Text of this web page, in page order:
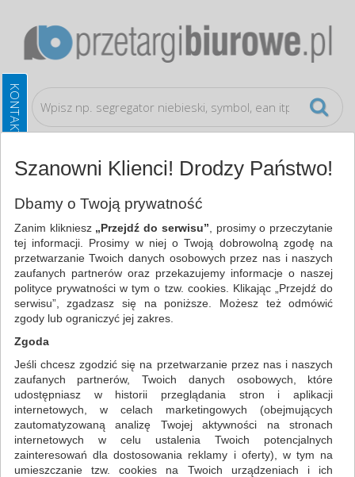
Galanteria papiernicza Notatniki
WSZYSTKIE KATEGORIE
NAJCHĘTNIEJ WYBIERANE
FILTRY
WIĘCEJ
Zakres cenowy
MIN:
MAX:
ODZNACZ
Szanowni Klienci! Drodzy Państwo!
Dbamy o Twoją prywatność
Zanim klikniesz „Przejdź do serwisu” , prosimy o przeczytanie
tej informacji. Prosimy w niej o Twoją dobrowolną zgodę na
przetwarzanie Twoich danych osobowych przez nas i naszych
zaufanych partnerów oraz przekazujemy informacje o naszej
polityce prywatności w tym o tzw. cookies. Klikając „Przejdź do
serwisu”, zgadzasz się na poniższe. Możesz też odmówić
zgody lub ograniczyć jej zakres.
Zgoda
Jeśli chcesz zgodzić się na przetwarzanie przez nas i naszych
zaufanych partnerów, Twoich danych osobowych, które
udostępniasz w historii przeglądania stron i aplikacji
internetowych, w celach marketingowych (obejmujących
zautomatyzowaną analizę Twojej aktywności na stronach
internetowych w celu ustalenia Twoich potencjalnych
zainteresowań dla dostosowania reklamy i oferty), w tym na
umieszczanie tzw. cookies na Twoich urządzeniach i ich